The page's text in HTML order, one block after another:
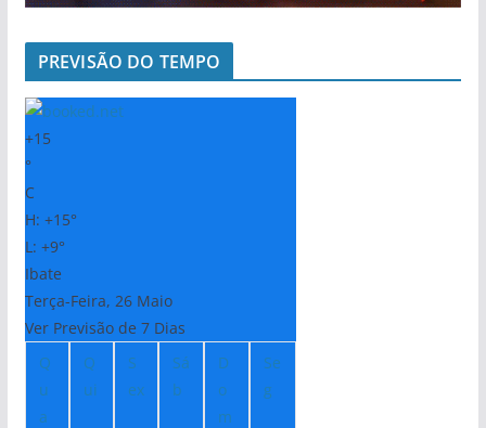
PREVISÃO DO TEMPO
+15
°
C
H: +15°
L: +9°
Ibate
Terça-Feira, 26 Maio
Ver Previsão de 7 Dias
Q
u
a
Q
ui
S
ex
Sá
b
D
o
m
Se
g